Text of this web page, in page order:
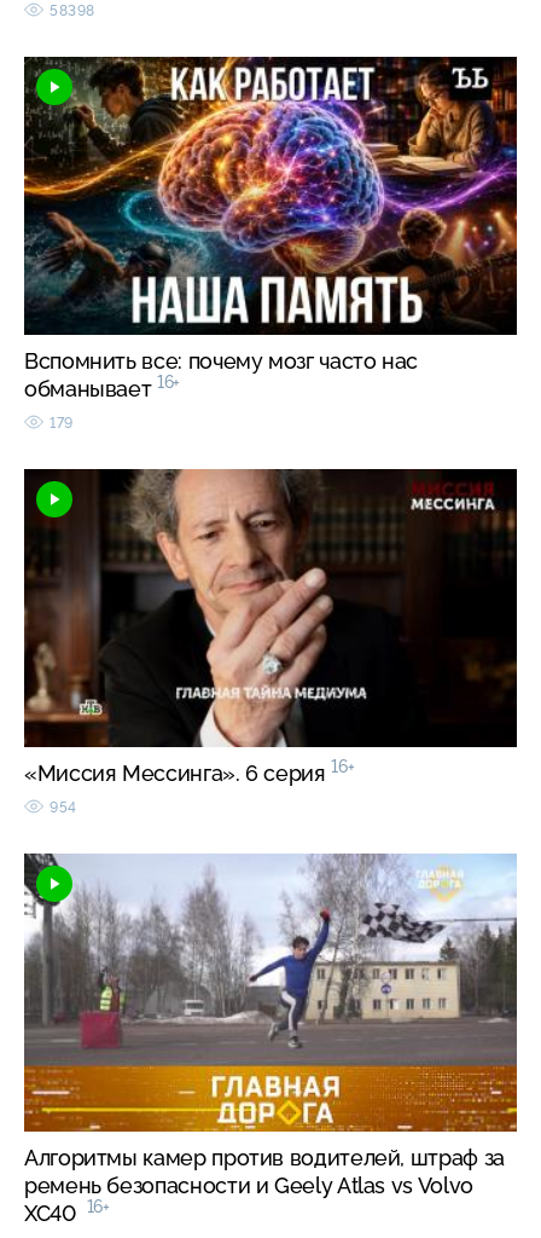
58398
Вспомнить все: почему мозг часто нас
обманывает 16+
179
«Миссия Мессинга». 6 серия 16+
954
Алгоритмы камер против водителей, штраф за
ремень безопасности и Geely Atlas vs Volvo
XC40 16+